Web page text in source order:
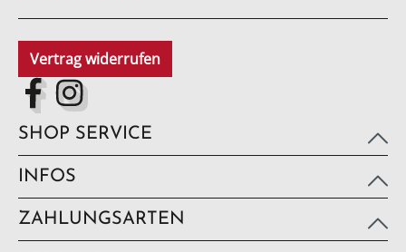
Vertrag widerrufen
SHOP SERVICE
INFOS
ZAHLUNGSARTEN